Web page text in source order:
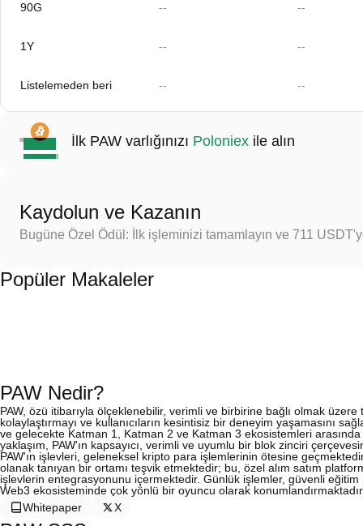
90G -- --
1Y -- --
Listelemeden beri -- --
İlk PAW varlığınızı Poloniex ile alın
Kaydolun ve Kazanın
Bugüne Özel Ödül: İlk işleminizi tamamlayın ve 711
Popüler Makaleler
PAW Nedir?
PAW, özü itibarıyla ölçeklenebilir, verimli ve birbirine bağlı olmak
kolaylaştırmayı ve kullanıcıların kesintisiz bir deneyim yaşamasını
ve gelecekte Katman 1, Katman 2 ve Katman 3 ekosistemleri
yaklaşım, PAW'ın kapsayıcı, verimli ve uyumlu bir blok zinciri
PAW'ın işlevleri, geleneksel kripto para işlemlerinin ötesine
olanak tanıyan bir ortamı teşvik etmektedir; bu, özel alım satım
işlevlerin entegrasyonunu içermektedir. Günlük işlemler, güvenli
Web3 ekosisteminde çok yönlü bir oyuncu olarak
Whitepaper
X